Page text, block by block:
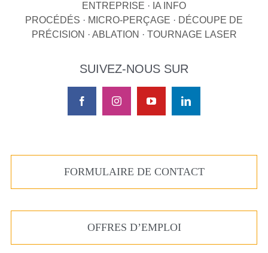
ENTREPRISE · IA INFO
PROCÉDÉS · MICRO-PERÇAGE · DÉCOUPE DE
PRÉCISION · ABLATION · TOURNAGE LASER
SUIVEZ-NOUS SUR
FORMULAIRE DE CONTACT
OFFRES D’EMPLOI